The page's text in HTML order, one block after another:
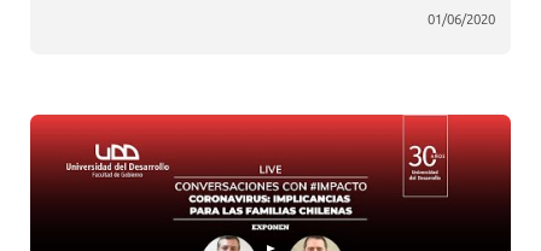
01/06/2020